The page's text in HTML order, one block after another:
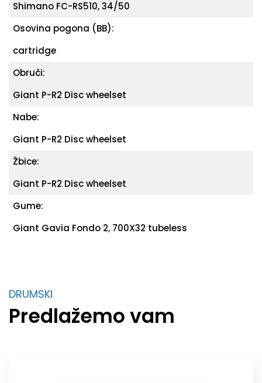
Shimano FC-RS510, 34/50
Osovina pogona (BB):
cartridge
Obruči:
Giant P-R2 Disc wheelset
Nabe:
Giant P-R2 Disc wheelset
Žbice:
Giant P-R2 Disc wheelset
Gume:
Giant Gavia Fondo 2, 700X32 tubeless
DRUMSKI
Predlažemo vam